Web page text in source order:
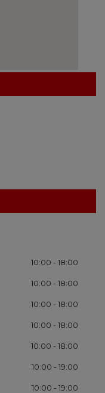
10:00 - 18:00
10:00 - 18:00
10:00 - 18:00
10:00 - 18:00
10:00 - 18:00
10:00 - 19:00
10:00 - 19:00